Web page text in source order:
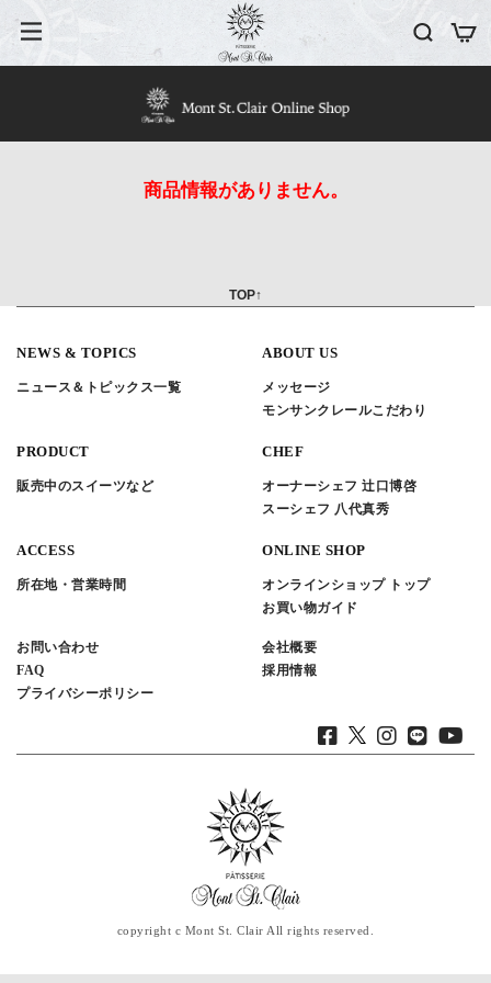
商品情報がありません。
TOP↑
NEWS & TOPICS
ニュース＆トピックス一覧
ABOUT US
メッセージ
モンサンクレールこだわり
PRODUCT
販売中のスイーツなど
CHEF
オーナーシェフ 辻口博啓
スーシェフ 八代真秀
ACCESS
所在地・営業時間
ONLINE SHOP
オンラインショップ トップ
お買い物ガイド
お問い合わせ
FAQ
プライバシーポリシー
会社概要
採用情報
copyright c Mont St. Clair All rights reserved.